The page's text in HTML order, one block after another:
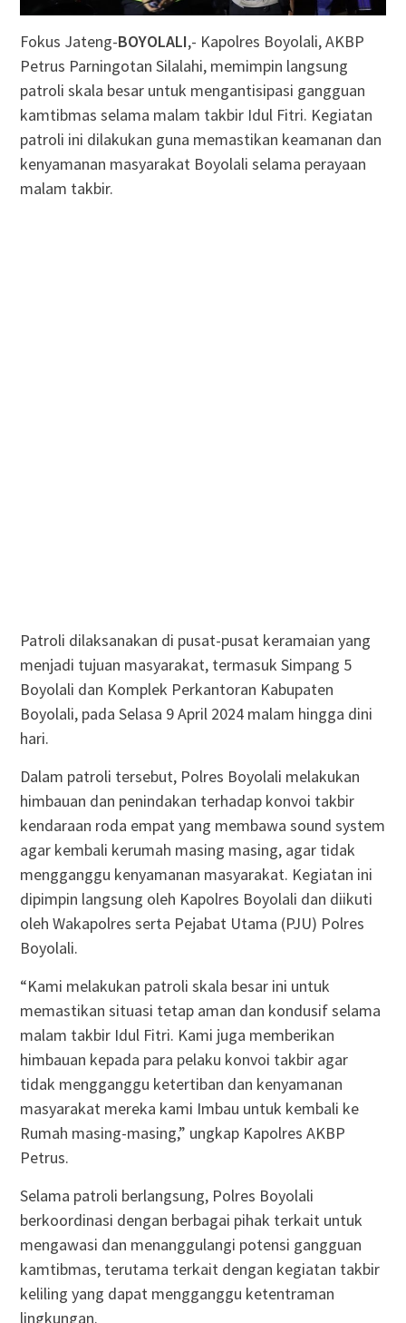
Fokus Jateng-BOYOLALI,- Kapolres Boyolali, AKBP
Petrus Parningotan Silalahi, memimpin langsung
patroli skala besar untuk mengantisipasi gangguan
kamtibmas selama malam takbir Idul Fitri. Kegiatan
patroli ini dilakukan guna memastikan keamanan dan
kenyamanan masyarakat Boyolali selama perayaan
malam takbir.
Patroli dilaksanakan di pusat-pusat keramaian yang
menjadi tujuan masyarakat, termasuk Simpang 5
Boyolali dan Komplek Perkantoran Kabupaten
Boyolali, pada Selasa 9 April 2024 malam hingga dini
hari.
Dalam patroli tersebut, Polres Boyolali melakukan
himbauan dan penindakan terhadap konvoi takbir
kendaraan roda empat yang membawa sound system
agar kembali kerumah masing masing, agar tidak
mengganggu kenyamanan masyarakat. Kegiatan ini
dipimpin langsung oleh Kapolres Boyolali dan diikuti
oleh Wakapolres serta Pejabat Utama (PJU) Polres
Boyolali.
“Kami melakukan patroli skala besar ini untuk
memastikan situasi tetap aman dan kondusif selama
malam takbir Idul Fitri. Kami juga memberikan
himbauan kepada para pelaku konvoi takbir agar
tidak mengganggu ketertiban dan kenyamanan
masyarakat mereka kami Imbau untuk kembali ke
Rumah masing-masing,” ungkap Kapolres AKBP
Petrus.
Selama patroli berlangsung, Polres Boyolali
berkoordinasi dengan berbagai pihak terkait untuk
mengawasi dan menanggulangi potensi gangguan
kamtibmas, terutama terkait dengan kegiatan takbir
keliling yang dapat mengganggu ketentraman
lingkungan.